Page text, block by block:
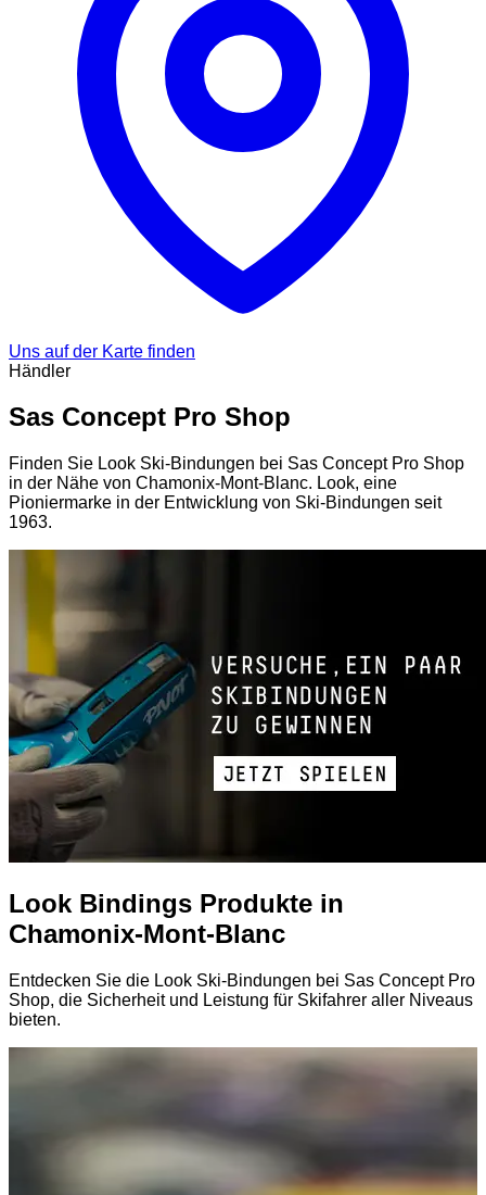
Uns auf der Karte finden
Händler
Sas Concept Pro Shop
Finden Sie Look Ski-Bindungen bei Sas Concept Pro Shop
in der Nähe von Chamonix-Mont-Blanc. Look, eine
Pioniermarke in der Entwicklung von Ski-Bindungen seit
1963.
Look Bindings Produkte in
Chamonix-Mont-Blanc
Entdecken Sie die Look Ski-Bindungen bei Sas Concept Pro
Shop, die Sicherheit und Leistung für Skifahrer aller Niveaus
bieten.